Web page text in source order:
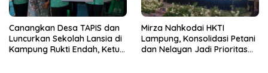
Canangkan Desa TAPIS dan
Luncurkan Sekolah Lansia di
Kampung Rukti Endah, Ketua
Mirza Nahkodai HKTI
Lampung, Konsolidasi Petani
dan Nelayan Jadi Prioritas